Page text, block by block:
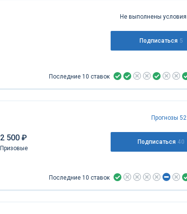
Не выполнены условия
Подписаться 5
Последние 10 ставок
Прогнозы 52
2 500 ₽
Призовые
Подписаться 40
Последние 10 ставок